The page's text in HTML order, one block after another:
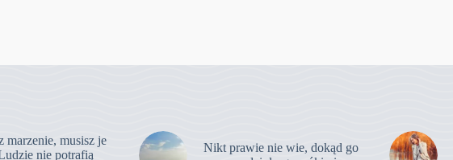
marzenie, musisz je
nie potrafią
Nikt prawie nie wie, dokąd go